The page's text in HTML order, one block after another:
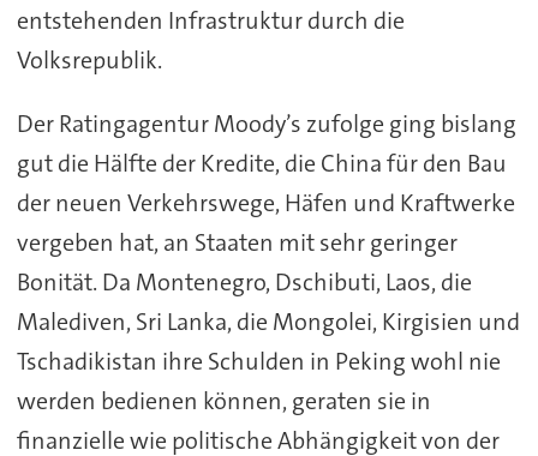
entstehenden Infrastruktur durch die
Volksrepublik.
Der Ratingagentur Moody’s zufolge ging bislang
gut die Hälfte der Kredite, die China für den Bau
der neuen Verkehrswege, Häfen und Kraftwerke
vergeben hat, an Staaten mit sehr geringer
Bonität. Da Montenegro, Dschibuti, Laos, die
Malediven, Sri Lanka, die Mongolei, Kirgisien und
Tschadikistan ihre Schulden in Peking wohl nie
werden bedienen können, geraten sie in
finanzielle wie politische Abhängigkeit von der